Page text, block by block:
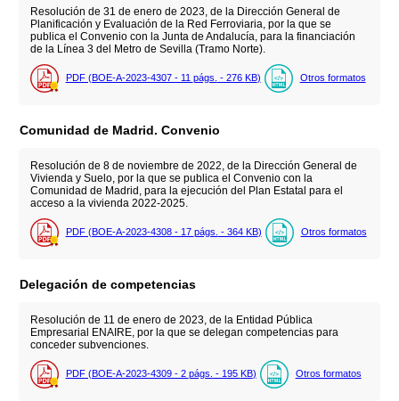
Resolución de 31 de enero de 2023, de la Dirección General de
Planificación y Evaluación de la Red Ferroviaria, por la que se
publica el Convenio con la Junta de Andalucía, para la financiación
de la Línea 3 del Metro de Sevilla (Tramo Norte).
PDF (BOE-A-2023-4307 - 11 págs. - 276 KB) Otros formatos
Comunidad de Madrid. Convenio
Resolución de 8 de noviembre de 2022, de la Dirección General de
Vivienda y Suelo, por la que se publica el Convenio con la
Comunidad de Madrid, para la ejecución del Plan Estatal para el
acceso a la vivienda 2022-2025.
PDF (BOE-A-2023-4308 - 17 págs. - 364 KB) Otros formatos
Delegación de competencias
Resolución de 11 de enero de 2023, de la Entidad Pública
Empresarial ENAIRE, por la que se delegan competencias para
conceder subvenciones.
PDF (BOE-A-2023-4309 - 2 págs. - 195 KB) Otros formatos